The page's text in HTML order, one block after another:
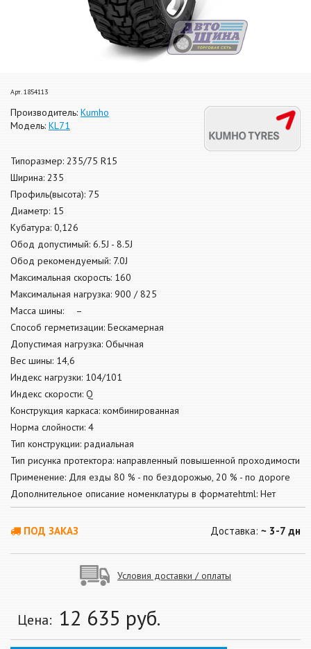
Арт. 1854113
Производитель: Kumho
Модель: KL71
Типоразмер: 235/75 R15
Ширина: 235
Профиль(высота): 75
Диаметр: 15
Кубатура: 0,126
Обод допустимый: 6.5J - 8.5J
Обод рекомендуемый: 7.0J
Максимальная скорость: 160
Максимальная нагрузка: 900 / 825
Масса шины: –
Способ герметизации: Бескамерная
Допустимая нагрузка: Обычная
Вес шины: 14,6
Индекс нагрузки: 104/101
Индекс скорости: Q
Конструкция каркаса: комбинированная
Норма слойности: 4
Тип конструкции: радиальная
Тип рисунка протектора: направленный повышенной проходимости
Применение: Для езды 80 % - по бездорожью, 20 % - по дороге
Дополнительное описание номенклатуры в форматеhtml: Нет
ПОД ЗАКАЗ Доставка: ~ 3-7 дн
Условия доставки / оплаты
Цена: 12 635 руб.